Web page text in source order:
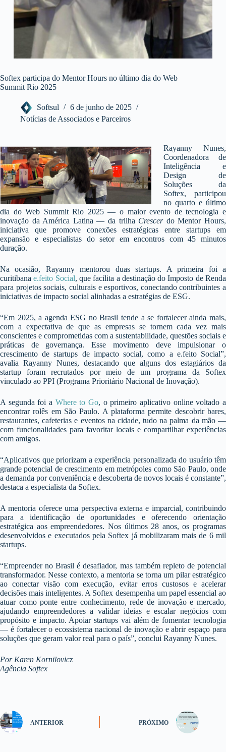
Softex participa do Mentor Hours no último dia do Web
Summit Rio 2025
Softsul
6 de junho de 2025
Notícias de Associados e Parceiros
Rayanny Nunes,
Coordenadora de
Inteligência e
Design de
Soluções da
Softex, participou
no quarto e último
dia do Web Summit Rio 2025 — o maior evento de tecnologia e
inovação da América Latina — da trilha Crescerdo Mentor Hours,
iniciativa que promove conexões estratégicas entre startups em
expansão e especialistas do setor em encontros com 45 minutos
duração.
Na ocasião, Rayanny mentorou duas startups. A primeira foi a
curitibanae.feito Social, que facilita a destinação do Imposto de Renda
para projetos sociais, culturais e esportivos, conectando contribuintes a
iniciativas de impacto social alinhadas a estratégias de ESG.
“Em 2025, a agenda ESG no Brasil tende a se fortalecer ainda mais,
com a expectativa de que as empresas se tornem cada vez mais
conscientes e comprometidas com a sustentabilidade, questões sociais e
práticas de governança. Esse movimento deve impulsionar o
crescimento de startups de impacto social, como a e.feito Social”,
avalia Rayanny Nunes, destacando que alguns dos estagiários da
startup foram recrutados por meio de um programa da Softex
vinculado ao PPI (Programa Prioritário Nacional de Inovação).
A segunda foi a Where to Go, o primeiro aplicativo online voltado a
encontrar rolês em São Paulo. A plataforma permite descobrir bares,
restaurantes, cafeterias e eventos na cidade, tudo na palma da mão —
com funcionalidades para favoritar locais e compartilhar experiências
com amigos.
“Aplicativos que priorizam a experiência personalizada do usuário têm
grande potencial de crescimento em metrópoles como São Paulo, onde
a demanda por conveniência e descoberta de novos locais é constante”,
destaca a especialista da Softex.
A mentoria oferece uma perspectiva externa e imparcial, contribuindo
para a identificação de oportunidades e oferecendo orientação
estratégica aos empreendedores. Nos últimos 28 anos, os programas
desenvolvidos e executados pela Softex já mobilizaram mais de 6 mil
startups.
“Empreender no Brasil é desafiador, mas também repleto de potencial
transformador. Nesse contexto, a mentoria se torna um pilar estratégico
ao conectar visão com execução, evitar erros custosos e acelerar
decisões mais inteligentes. A Softex desempenha um papel essencial ao
atuar como ponte entre conhecimento, rede de inovação e mercado,
ajudando empreendedores a validar ideias e escalar negócios com
propósito e impacto. Apoiar startups vai além de fomentar tecnologia
— é fortalecer o ecossistema nacional de inovação e abrir espaço para
soluções que geram valor real para o país”, conclui Rayanny Nunes.
Por Karen Kornilovicz
Agência Softex
ANTERIOR PRÓXIMO